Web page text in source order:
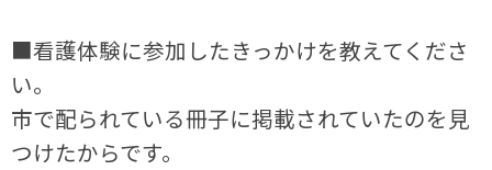
■看護体験に参加したきっかけを教えてくださ
い。
市で配られている冊子に掲載されていたのを見
つけたからです。